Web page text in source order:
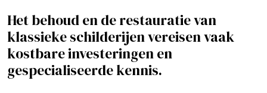
Het behoud en de restauratie van
klassieke schilderijen vereisen vaak
kostbare investeringen en
gespecialiseerde kennis.